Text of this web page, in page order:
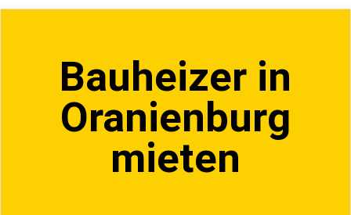
Bauheizer in
Oranienburg
mieten